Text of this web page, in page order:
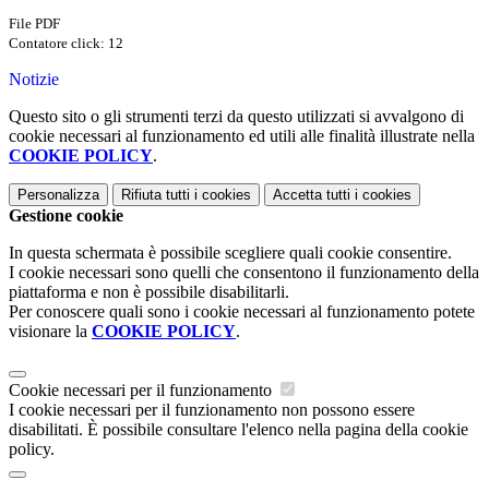
File PDF
Contatore click: 12
Notizie
Questo sito o gli strumenti terzi da questo utilizzati si avvalgono di
cookie necessari al funzionamento ed utili alle finalità illustrate nella
COOKIE POLICY.
Personalizza Rifiuta tutti i cookies Accetta tutti i cookies
Gestione cookie
In questa schermata è possibile scegliere quali cookie consentire.
I cookie necessari sono quelli che consentono il funzionamento della
piattaforma e non è possibile disabilitarli.
Per conoscere quali sono i cookie necessari al funzionamento potete
visionare la COOKIE POLICY.
Cookie necessari per il funzionamento
I cookie necessari per il funzionamento non possono essere
disabilitati. È possibile consultare l'elenco nella pagina della cookie
policy.